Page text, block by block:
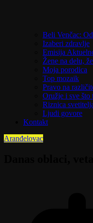
Beli Venčac:
Izaberi zdravlje
Emisija
Žene na delu,
Moja porodica
Top mozaik
Pravo na
Oružje i sve što
Riznica
Ljudi govore
Kontakt
Aranđelovac